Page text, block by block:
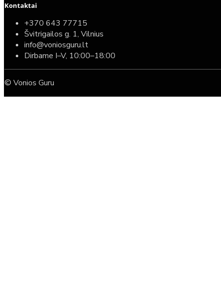
Kontaktai
+370 643 77715
Švitrigailos g. 1, Vilnius
info@voniosguru.lt
Dirbame I–V, 10:00–18:00
© Vonios Guru